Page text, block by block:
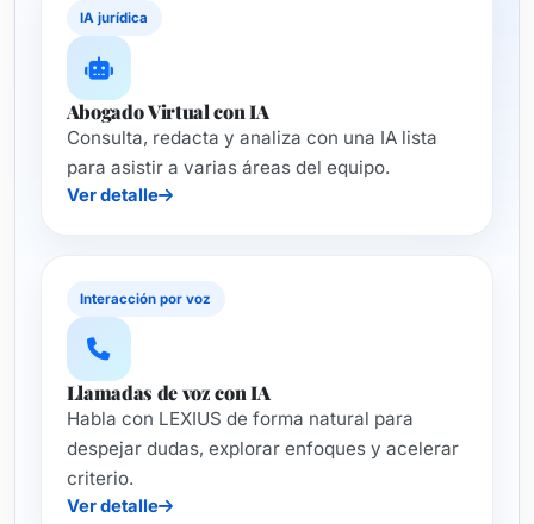
IA jurídica
Abogado Virtual con IA
Consulta, redacta y analiza con una IA lista
para asistir a varias áreas del equipo.
Ver detalle
Interacción por voz
Llamadas de voz con IA
Habla con LEXIUS de forma natural para
despejar dudas, explorar enfoques y acelerar
criterio.
Ver detalle